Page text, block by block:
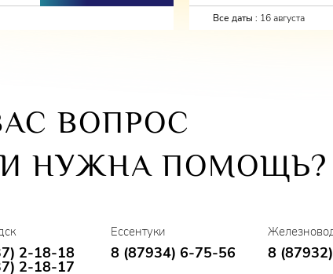
Все даты : 16 августа
ВОПРОС
НУЖНА ПОМОЩЬ?
2-18-18
2-18-17
Ессентуки
8 (87934) 6-75-56 8